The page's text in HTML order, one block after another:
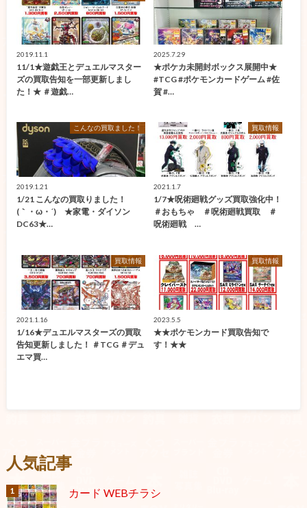
2019.11.1
11/1★遊戯王とデュエルマスター
ズの買取告知を一部更新しまし
た！★ ＃遊戯…
2025.7.29
★ポケカ未開封ボックス展開中★
#TCG #ポケモンカードゲーム #佐
賀 #…
こんなの買取ました！
2019.1.21
1/21 こんなの買取りました！
(｀・ω・´)ゞ★家電・ダイソン
DC63★…
買取情報
2021.1.7
1/7★呪術廻戦グッズ買取強化中！
＃おもちゃ ＃呪術廻戦買取 ＃
呪術廻戦 …
買取情報
2021.1.16
1/16★デュエルマスターズの買取
告知更新しました！ ＃TCG ＃デュ
エマ買…
買取情報
2023.5.5
★★ポケモンカード買取告知で
す！★★
人気記事
カード WEBチラシ